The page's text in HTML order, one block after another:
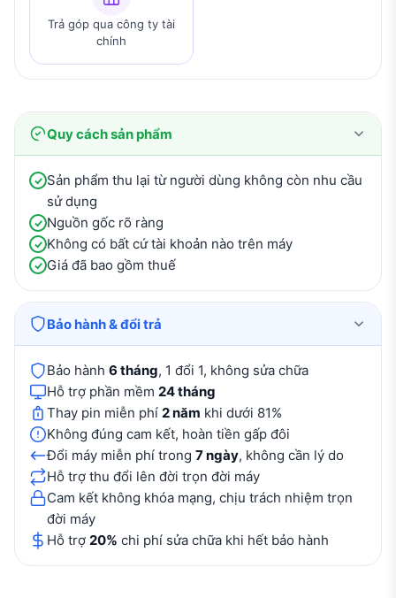
Trả góp qua công ty tài
chính
Quy cách sản phẩm
Sản phẩm thu lại từ người dùng không còn nhu cầu
sử dụng
Nguồn gốc rõ ràng
Không có bất cứ tài khoản nào trên máy
Giá đã bao gồm thuế
Bảo hành & đổi trả
Bảo hành 6 tháng, 1 đổi 1, không sửa chữa
Hỗ trợ phần mềm 24 tháng
Thay pin miễn phí 2 năm khi dưới 81%
Không đúng cam kết, hoàn tiền gấp đôi
Đổi máy miễn phí trong 7 ngày, không cần lý do
Hỗ trợ thu đổi lên đời trọn đời máy
Cam kết không khóa mạng, chịu trách nhiệm trọn
đời máy
Hỗ trợ 20% chi phí sửa chữa khi hết bảo hành